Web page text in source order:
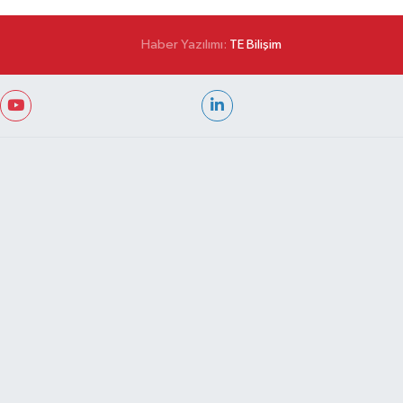
Haber Yazılımı: TE Bilişim